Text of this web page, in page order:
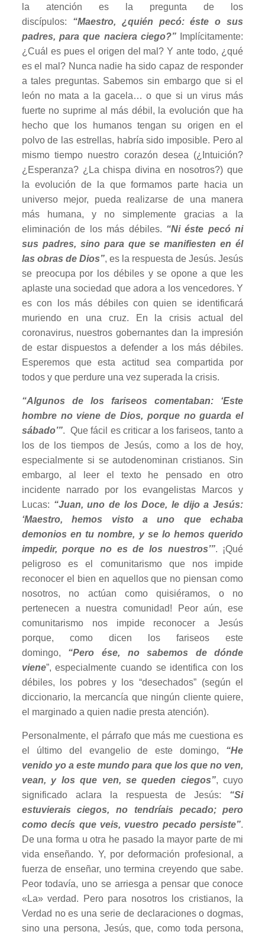
la atención es la pregunta de los
discípulos: “Maestro, ¿quién pecó: éste o sus
padres, para que naciera ciego?”
Implícitamente:
¿Cuál es pues el origen del mal? Y ante todo, ¿qué
es el mal? Nunca nadie ha sido capaz de responder
a tales preguntas. Sabemos sin embargo que si el
león no mata a la gacela… o que si un virus más
fuerte no suprime al más débil, la evolución que ha
hecho que los humanos tengan su origen en el
polvo de las estrellas, habría sido imposible. Pero al
mismo tiempo nuestro corazón desea (¿Intuición?
¿Esperanza? ¿La chispa divina en nosotros?) que
la evolución de la que formamos parte hacia un
universo mejor, pueda realizarse de una manera
más humana, y no simplemente gracias a la
eliminación de los más débiles. “Ni éste pecó ni
sus padres, sino para que se manifiesten en él
las obras de Dios”, es la respuesta de Jesús. Jesús
se preocupa por los débiles y se opone a que les
aplaste una sociedad que adora a los vencedores. Y
es con los más débiles con quien se identificará
muriendo en una cruz. En la crisis actual del
coronavirus, nuestros gobernantes dan la impresión
de estar dispuestos a defender a los más débiles.
Esperemos que esta actitud sea compartida por
todos y que perdure una vez superada la crisis.
“Algunos de los fariseos comentaban: ‘Este
hombre no viene de Dios, porque no guarda el
sábado’”. Que fácil es criticar a los fariseos, tanto a
los de los tiempos de Jesús, como a los de hoy,
especialmente si se autodenominan cristianos. Sin
embargo, al leer el texto he pensado en otro
incidente narrado por los evangelistas Marcos y
Lucas: “Juan, uno de los Doce, le dijo a Jesús:
‘Maestro, hemos visto a uno que echaba
demonios en tu nombre, y se lo hemos querido
impedir, porque no es de los nuestros’”. ¡Qué
peligroso es el comunitarismo que nos impide
reconocer el bien en aquellos que no piensan como
nosotros, no actúan como quisiéramos, o no
pertenecen a nuestra comunidad! Peor aún, ese
comunitarismo nos impide reconocer a Jesús
porque, como dicen los fariseos este
domingo, “Pero ése, no sabemos de dónde
viene”, especialmente cuando se identifica con los
débiles, los pobres y los “desechados” (según el
diccionario, la mercancía que ningún cliente quiere,
el marginado a quien nadie presta atención).
Personalmente, el párrafo que más me cuestiona es
el último del evangelio de este domingo, “He
venido yo a este mundo para que los que no ven,
vean, y los que ven, se queden ciegos”, cuyo
significado aclara la respuesta de Jesús: “Si
estuvierais ciegos, no tendríais pecado; pero
como decís que veis, vuestro pecado persiste”.
De una forma u otra he pasado la mayor parte de mi
vida enseñando. Y, por deformación profesional, a
fuerza de enseñar, uno termina creyendo que sabe.
Peor todavía, uno se arriesga a pensar que conoce
«La» verdad. Pero para nosotros los cristianos, la
Verdad no es una serie de declaraciones o dogmas,
sino una persona, Jesús, que, como toda persona,